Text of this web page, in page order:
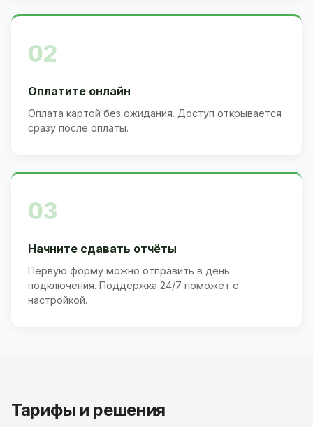
02
Оплатите онлайн
Оплата картой без ожидания. Доступ открывается
сразу после оплаты.
03
Начните сдавать отчёты
Первую форму можно отправить в день
подключения. Поддержка 24/7 поможет с
настройкой.
Тарифы и решения